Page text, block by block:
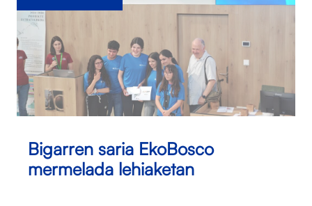
Bigarren saria EkoBosco
mermelada lehiaketan